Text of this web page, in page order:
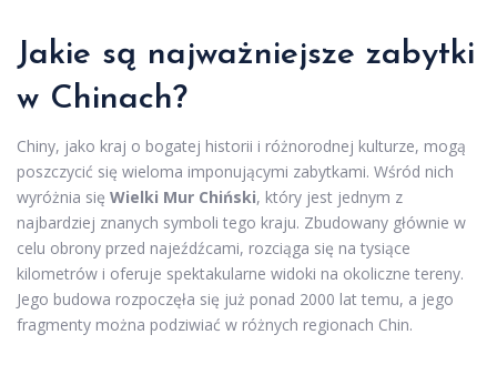
Jakie są najważniejsze zabytki
w Chinach?
Chiny, jako kraj o bogatej historii i różnorodnej kulturze, mogą
poszczycić się wieloma imponującymi zabytkami. Wśród nich
wyróżnia się Wielki Mur Chiński, który jest jednym z
najbardziej znanych symboli tego kraju. Zbudowany głównie w
celu obrony przed najeźdźcami, rozciąga się na tysiące
kilometrów i oferuje spektakularne widoki na okoliczne tereny.
Jego budowa rozpoczęła się już ponad 2000 lat temu, a jego
fragmenty można podziwiać w różnych regionach Chin.